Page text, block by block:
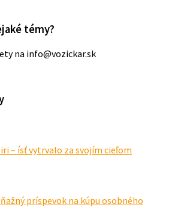
témy?
na info@vozickar.sk
– ísť vytrvalo za svojím cieľom
príspevok na kúpu osobného